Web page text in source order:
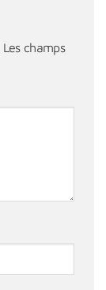
Les champs